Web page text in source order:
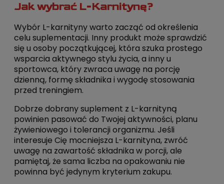
Jak wybrać L-Karnitynę?
Wybór L-karnityny warto zacząć od określenia
celu suplementacji. Inny produkt może sprawdzić
się u osoby początkującej, która szuka prostego
wsparcia aktywnego stylu życia, a inny u
sportowca, który zwraca uwagę na porcję
dzienną, formę składnika i wygodę stosowania
przed treningiem.
Dobrze dobrany suplement z L-karnityną
powinien pasować do Twojej aktywności, planu
żywieniowego i tolerancji organizmu. Jeśli
interesuje Cię mocniejsza L-karnityna, zwróć
uwagę na zawartość składnika w porcji, ale
pamiętaj, że sama liczba na opakowaniu nie
powinna być jedynym kryterium zakupu.